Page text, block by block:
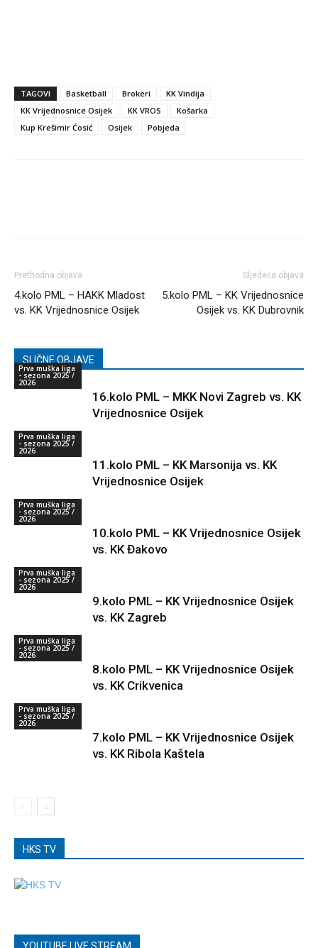
TAGOVI Basketball Brokeri
KK Vindija
KK Vrijednosnice Osijek
KK VROS
Košarka
Kup Krešimir Ćosić
Osijek Pobjeda
Prethodna objava
4.kolo PML – HAKK Mladost
vs. KK Vrijednosnice Osijek
Sljedeća objava
5.kolo PML – KK Vrijednosnice
Osijek vs. KK Dubrovnik
SLIČNE OBJAVE
Prva muška liga
- sezona 2025 /
2026
16.kolo PML – MKK Novi Zagreb vs. KK
Vrijednosnice Osijek
Prva muška liga
- sezona 2025 /
2026
11.kolo PML – KK Marsonija vs. KK
Vrijednosnice Osijek
Prva muška liga
- sezona 2025 /
2026
10.kolo PML – KK Vrijednosnice Osijek
vs. KK Đakovo
Prva muška liga
- sezona 2025 /
2026
9.kolo PML – KK Vrijednosnice Osijek
vs. KK Zagreb
Prva muška liga
- sezona 2025 /
2026
8.kolo PML – KK Vrijednosnice Osijek
vs. KK Crikvenica
Prva muška liga
- sezona 2025 /
2026
7.kolo PML – KK Vrijednosnice Osijek
vs. KK Ribola Kaštela
HKS TV
YOUTUBE LIVE STREAM